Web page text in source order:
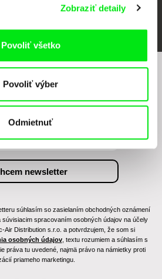
Zobraziť detaily
Povoliť všetko
Povoliť výber
Odmietnuť
Visions du Réel
informovaní o našom
súhlasím so zasielaním obchodných oznámení
spracovaním osobných údajov na účely
Air Distribution s.r.o. a potvrdzujem, že som si
osobných údajov, textu rozumiem a súhlasím s
práva tu uvedené, najmä právo na námietky proti
priameho marketingu.